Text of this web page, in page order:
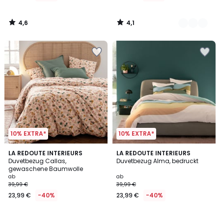
4,6
/
4,1
/
10% EXTRA*
LA REDOUTE INTERIEURS
Duvetbezug Callas,
gewaschene Baumwolle
ab
39,99 €
23,99 € -40%
4,6
/ 5
10% EXTRA*
LA REDOUTE INTERIEURS
Duvetbezug Alma, bedruckt
ab
39,99 €
23,99 € -40%
3,9
/ 5